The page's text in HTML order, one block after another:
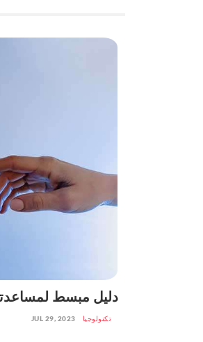
دليل مبسط
تكنولوجيا JUL 29, 2023